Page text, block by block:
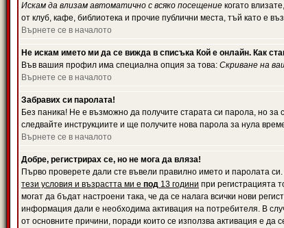
Искам да влизам автоматично с всяко посещение когато
от клуб, кафе, библиотека и прочие публични места, тъй като е
Върнете се в началото
Не искам името ми да се вижда в списъка Кой е онлайн. Как
Във вашия профил има специална опция за това: Скриване на
Върнете се в началото
Забравих си паролата!
Без паника! Не е възможно да получите старата си парола, но
следвайте инструкциите и ще получите нова парола за нула
Върнете се в началото
Добре, регистрирах се, но не мога да вляза!
Първо проверете дали сте въвели правилно името и паролата
тези условия и възрастта ми е под 13 години при регистрацията
могат да бъдат настроени така, че да се налага всички нови
информация дали е необходима активация на потребителя. В
от основните причини, поради които се използва активация е